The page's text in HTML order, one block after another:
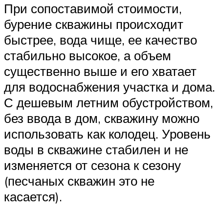
При сопоставимой стоимости,
бурение скважины происходит
быстрее, вода чище, ее качество
стабильно высокое, а объем
существенно выше и его хватает
для водоснабжения участка и дома.
С дешевым летним обустройством,
без ввода в дом, скважину можно
использовать как колодец. Уровень
воды в скважине стабилен и не
изменяется от сезона к сезону
(песчаных скважин это не
касается).